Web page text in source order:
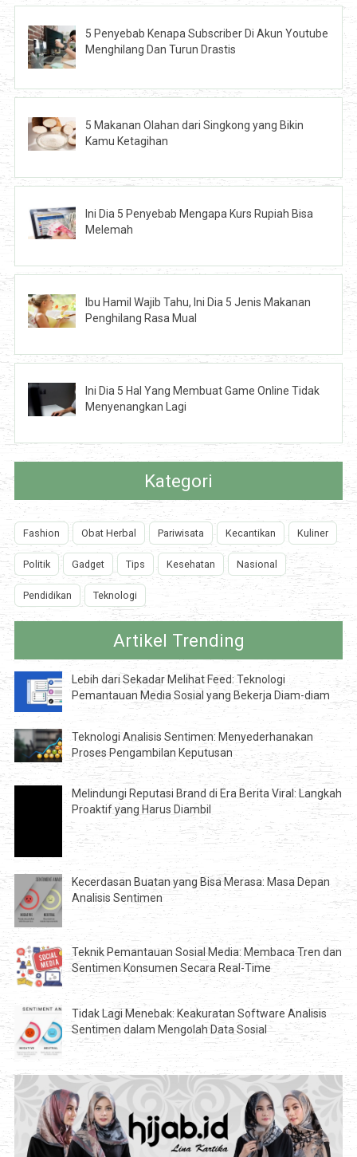
5 Penyebab Kenapa Subscriber Di Akun Youtube
Menghilang Dan Turun Drastis
5 Makanan Olahan dari Singkong yang Bikin
Kamu Ketagihan
Ini Dia 5 Penyebab Mengapa Kurs Rupiah Bisa
Melemah
Ibu Hamil Wajib Tahu, Ini Dia 5 Jenis Makanan
Penghilang Rasa Mual
Ini Dia 5 Hal Yang Membuat Game Online Tidak
Menyenangkan Lagi
Kategori
Fashion Obat Herbal Pariwisata Kecantikan Kuliner
Politik Gadget Tips Kesehatan Nasional
Pendidikan Teknologi
Artikel Trending
Lebih dari Sekadar Melihat Feed: Teknologi
Pemantauan Media Sosial yang Bekerja Diam-diam
Teknologi Analisis Sentimen: Menyederhanakan
Proses Pengambilan Keputusan
Melindungi Reputasi Brand di Era Berita Viral: Langkah
Proaktif yang Harus Diambil
Kecerdasan Buatan yang Bisa Merasa: Masa Depan
Analisis Sentimen
Teknik Pemantauan Sosial Media: Membaca Tren dan
Sentimen Konsumen Secara Real-Time
Tidak Lagi Menebak: Keakuratan Software Analisis
Sentimen dalam Mengolah Data Sosial